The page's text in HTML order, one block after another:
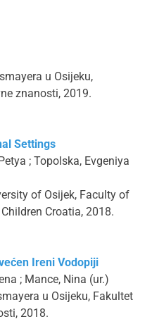
u Osijeku,
znanosti, 2019.
Settings
; Topolska, Evgeniya
of Osijek, Faculty of
Croatia, 2018.
Ireni Vodopiji
; Mance, Nina (ur.)
u Osijeku, Fakultet
2018.